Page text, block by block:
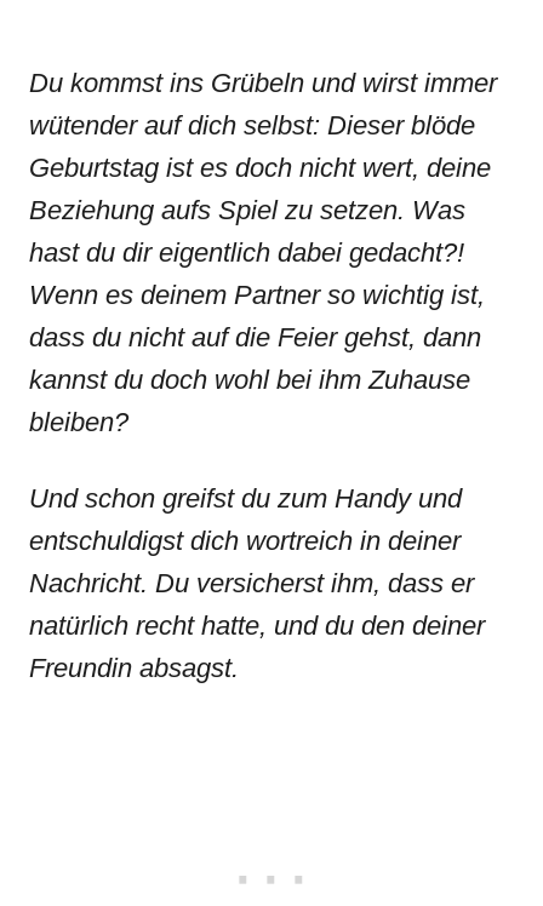
Du kommst ins Grübeln und wirst immer
wütender auf dich selbst: Dieser blöde
Geburtstag ist es doch nicht wert, deine
Beziehung aufs Spiel zu setzen. Was
hast du dir eigentlich dabei gedacht?!
Wenn es deinem Partner so wichtig ist,
dass du nicht auf die Feier gehst, dann
kannst du doch wohl bei ihm Zuhause
bleiben?
Und schon greifst du zum Handy und
entschuldigst dich wortreich in deiner
Nachricht. Du versicherst ihm, dass er
natürlich recht hatte, und du den deiner
Freundin absagst.